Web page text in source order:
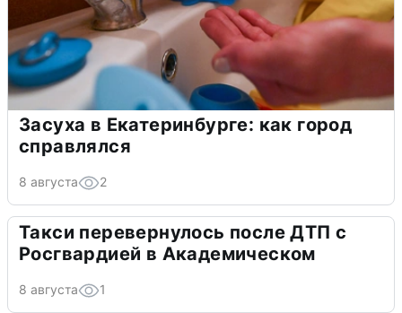
Засуха в Екатеринбурге: как город
справлялся
8 августа 2
Такси перевернулось после ДТП с
Росгвардией в Академическом
8 августа 1